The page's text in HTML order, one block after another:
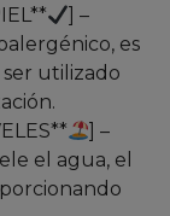
] –
es
utilizado
] –
el agua, el